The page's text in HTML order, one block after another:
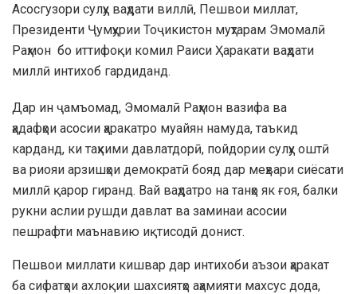
Асосгузори сулҳу ваҳдати виллӣ, Пешвои миллат,
Президенти Ҷумҳурии Тоҷикистон муҳтарам Эмомалӣ
Раҳмон бо иттифоқи комил Раиси Ҳаракати ваҳдати
миллӣ интихоб гардиданд.
Дар ин ҷамъомад, Эмомалӣ Раҳмон вазифа ва
ҳадафҳои асосии ҳаракатро муайян намуда, таъкид
карданд, ки таҳкими давлатдорӣ, пойдории сулҳу оштӣ
ва риояи арзишҳои демократӣ бояд дар меҳвари сиёсати
миллӣ қарор гиранд. Вай ваҳдатро на танҳо як ғоя, балки
рукни аслии рушди давлат ва заминаи асосии
пешрафти маънавию иқтисодӣ донист.
Пешвои миллати кишвар дар интихоби аъзои ҳаракат
ба сифатҳои ахлоқии шахсиятҳо аҳамияти махсус дода,